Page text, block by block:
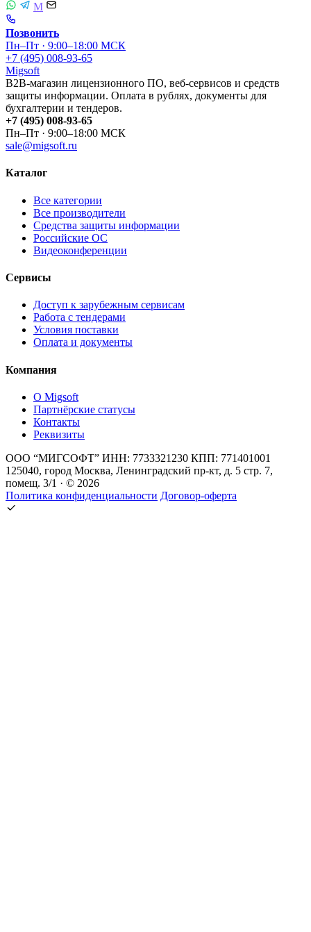
M
Позвонить
Пн–Пт · 9:00–18:00 МСК
+7 (495) 008-93-65
Migsoft
B2B-магазин лицензионного ПО, веб-сервисов и средств
защиты информации. Оплата в рублях, документы для
бухгалтерии и тендеров.
+7 (495) 008-93-65
Пн–Пт · 9:00–18:00 МСК
sale@migsoft.ru
Каталог
Все категории
Все производители
Средства защиты информации
Российские ОС
Видеоконференции
Сервисы
Доступ к зарубежным сервисам
Работа с тендерами
Условия поставки
Оплата и документы
Компания
О Migsoft
Партнёрские статусы
Контакты
Реквизиты
ООО “МИГСОФТ” ИНН: 7733321230 КПП: 771401001
125040, город Москва, Ленинградский пр-кт, д. 5 стр. 7,
помещ. 3/1 · © 2026
Политика конфиденциальности Договор-оферта